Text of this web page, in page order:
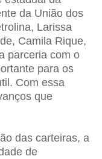
da União dos
Larissa
Camila Rique,
parceria com o
para os
Com essa
que
das carteiras, a
de